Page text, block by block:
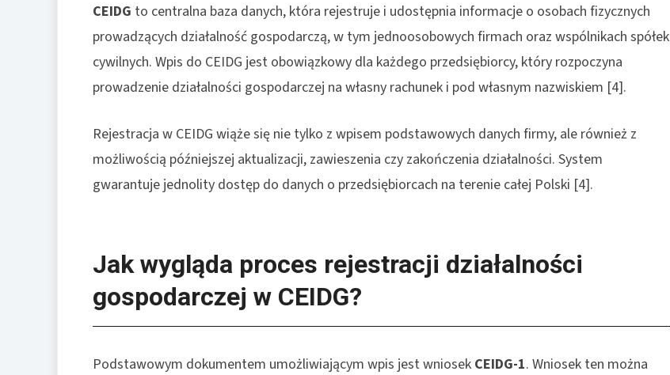
CEIDG to centralna baza danych, która rejestruje i udostępnia informacje o osobach fizycznych
prowadzących działalność gospodarczą, w tym jednoosobowych firmach oraz wspólnikach spółek
cywilnych. Wpis do CEIDG jest obowiązkowy dla każdego przedsiębiorcy, który rozpoczyna
prowadzenie działalności gospodarczej na własny rachunek i pod własnym nazwiskiem [4].
Rejestracja w CEIDG wiąże się nie tylko z wpisem podstawowych danych firmy, ale również z
możliwością późniejszej aktualizacji, zawieszenia czy zakończenia działalności. System
gwarantuje jednolity dostęp do danych o przedsiębiorcach na terenie całej Polski [4].
Jak wygląda proces rejestracji działalności
gospodarczej w CEIDG?
Podstawowym dokumentem umożliwiającym wpis jest wniosek CEIDG-1. Wniosek ten można